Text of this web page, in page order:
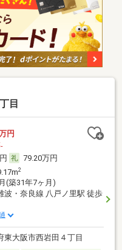
目
円
79.20万円
2
(築31年7ヶ月)
波・奈良線 八戸ノ里駅 徒歩
東大阪市西岩田４丁目